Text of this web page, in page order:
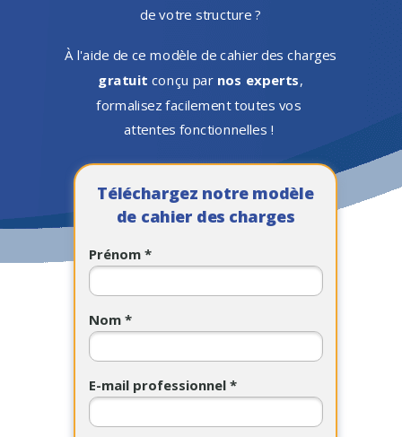
Prénom *
Nom *
E-mail professionnel *
Téléchargez notre modèle
de cahier des charges
de votre structure ?
Àl'aide de ce modèle de cahier des charges
gratuit conçu par nos experts,
formalisez facilement toutes vos
attentes fonctionnelles !